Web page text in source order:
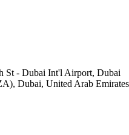
St - Dubai Int'l Airport, Dubai
Dubai, United Arab Emirates